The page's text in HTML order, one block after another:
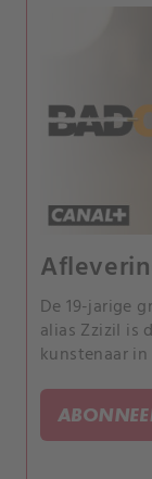
De 19-jarige
alias ZziziI is
kunstenaar
overdosis